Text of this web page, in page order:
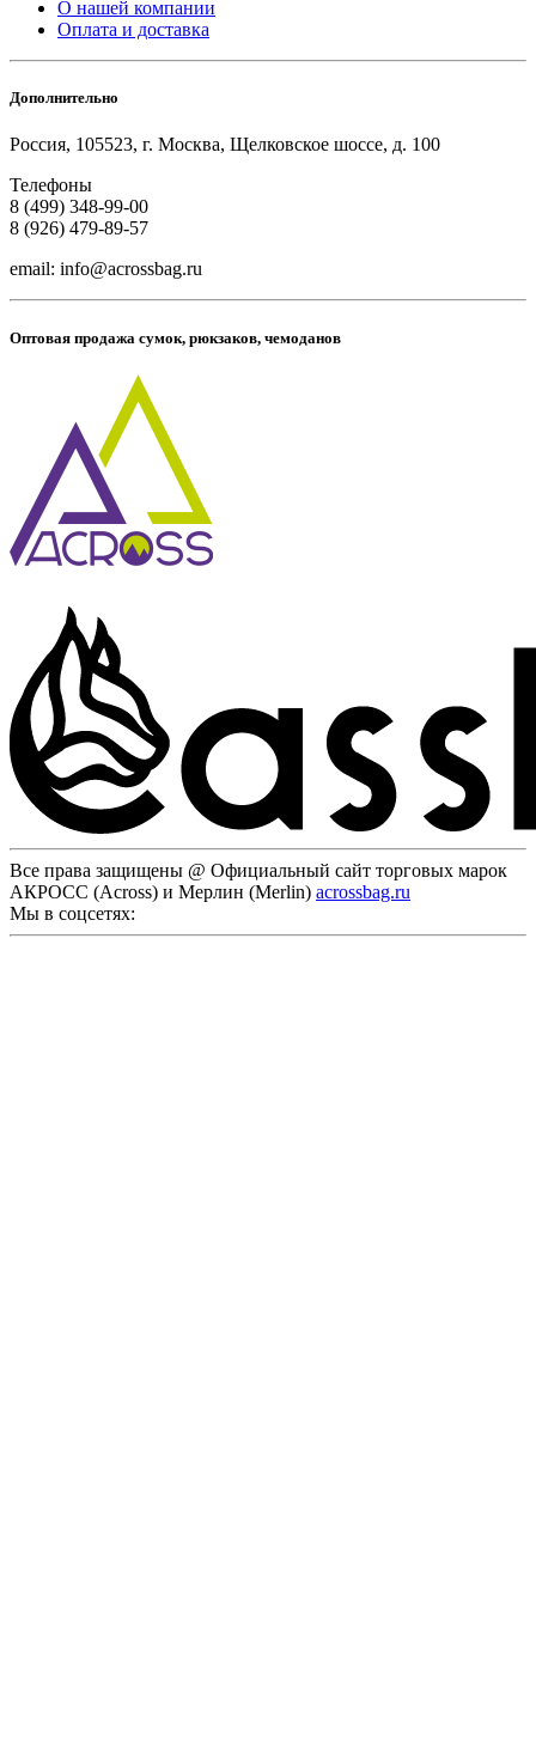
О нашей компании
Оплата и доставка
Дополнительно
Россия, 105523, г. Москва, Щелковское шоссе, д. 100
Телефоны
8 (499) 348-99-00
8 (926) 479-89-57
email: info@acrossbag.ru
Оптовая продажа сумок, рюкзаков, чемоданов
Все права защищены @ Официальный сайт торговых марок
АКРОСС (Across) и Мерлин (Merlin) acrossbag.ru
Мы в соцсетях: